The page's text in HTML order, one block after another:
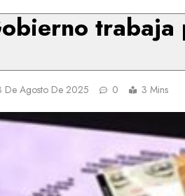
trabaja
De Agosto De 2025 0 3 Mins